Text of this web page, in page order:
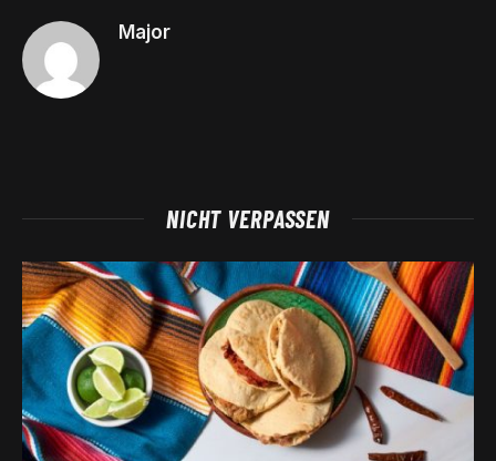
Major
NICHT VERPASSEN